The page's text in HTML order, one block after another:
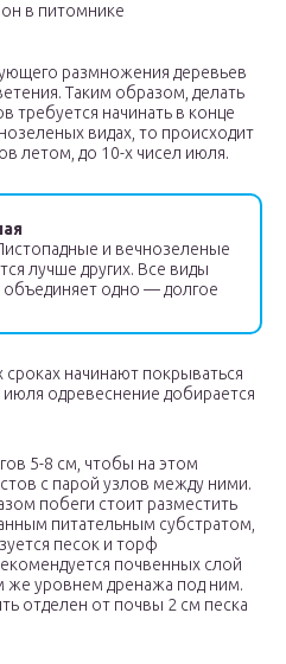
в питомнике
размножения деревьев
Таким образом, делать
требуется начинать в конце
видах, то происходит
летом, до 10-х чисел июля.
и вечнозеленые
лучше других. Все виды
одно — долгое
начинают покрываться
одревеснение добирается
5-8 см, чтобы на этом
с парой узлов между ними.
побеги стоит разместить
питательным субстратом,
песок и торф
почвенных слой
же уровнем дренажа под ним.
отделен от почвы 2 см песка